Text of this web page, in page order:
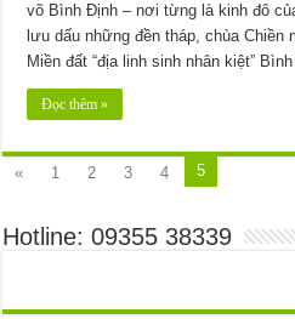
võ Bình Định – nơi từng là kinh đô
lưu dấu những đền tháp, chùa Chiền
Miền đất “địa linh sinh nhân kiệt”
Đọc thêm »
« 1 2 3 4 5
Hotline: 09355 38339